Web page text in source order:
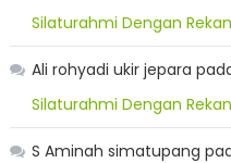
Silaturahmi Dengan
Ali rohyadi ukir jepara
Silaturahmi Dengan
S Aminah simatupang